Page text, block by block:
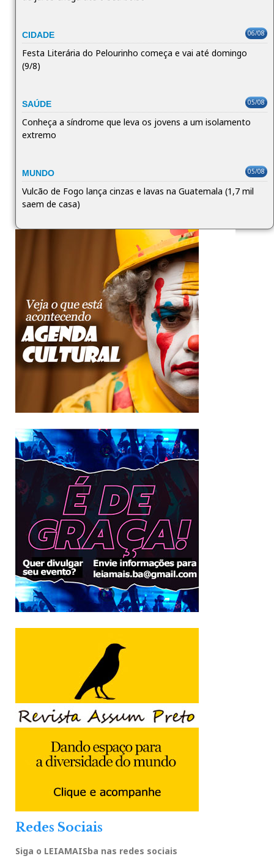
CIDADE 06/08
Festa Literária do Pelourinho começa e vai até domingo
(9/8)
SAÚDE 05/08
Conheça a síndrome que leva os jovens a um isolamento
extremo
MUNDO 05/08
Vulcão de Fogo lança cinzas e lavas na Guatemala (1,7 mil
saem de casa)
Redes Sociais
Siga o LEIAMAISba nas redes sociais